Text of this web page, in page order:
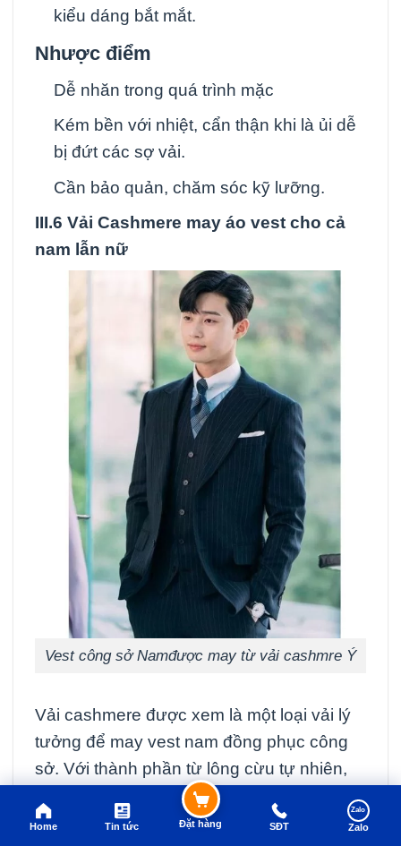
kiểu dáng bắt mắt.
Nhược điểm
Dễ nhăn trong quá trình mặc
Kém bền với nhiệt, cẩn thận khi là ủi dễ
bị đứt các sợ vải.
Cần bảo quản, chăm sóc kỹ lưỡng.
III.6 Vải Cashmere may áo vest cho cả
nam lẫn nữ
Vest công sở Namđược may từ vải cashmre Ý
Vải cashmere được xem là một loại vải lý
tưởng để may vest nam đồng phục công
sở. Với thành phần từ lông cừu tự nhiên,
vải cashmere được xem là chất liệu đứng
đầu.
Home Tin tức Đặt hàng SĐT
Zalo
Zalo